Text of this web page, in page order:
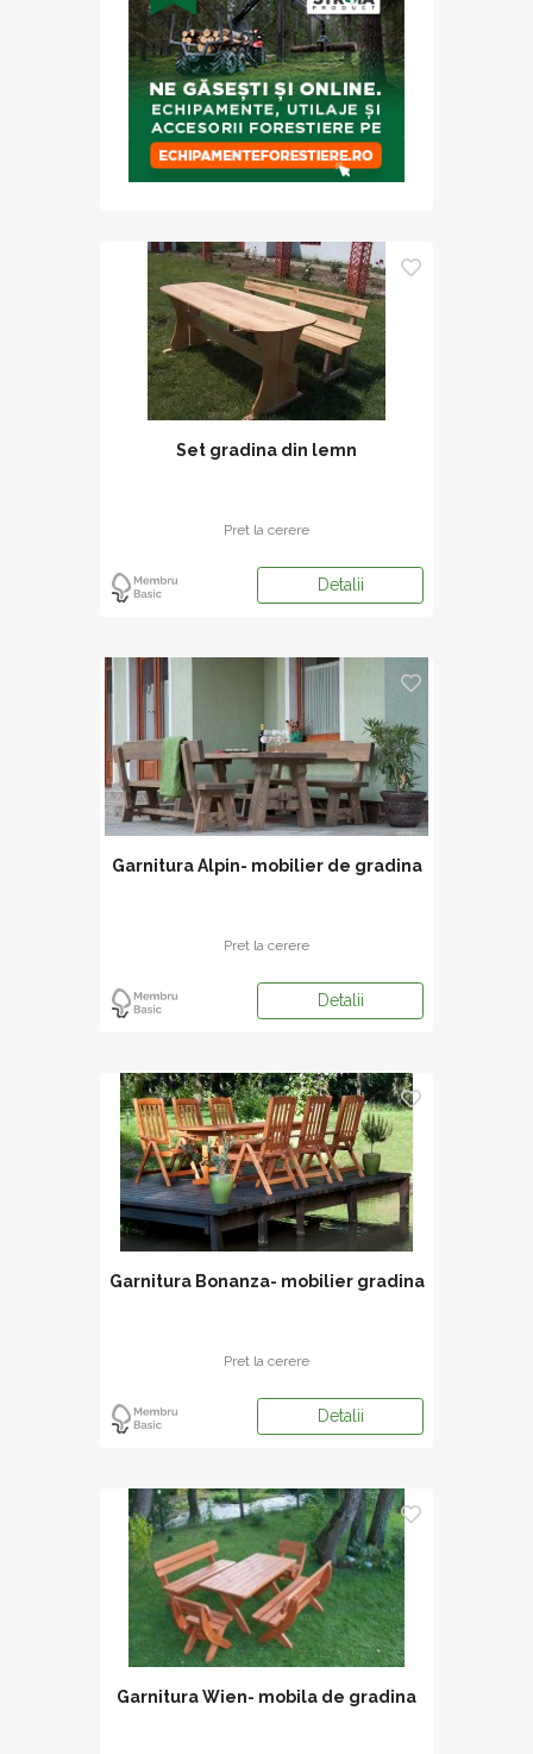
Set gradina din lemn
Pret la cerere
Detalii
Garnitura Alpin- mobilier de gradina
Pret la cerere
Detalii
Garnitura Bonanza- mobilier gradina
Pret la cerere
Detalii
Garnitura Wien- mobila de gradina